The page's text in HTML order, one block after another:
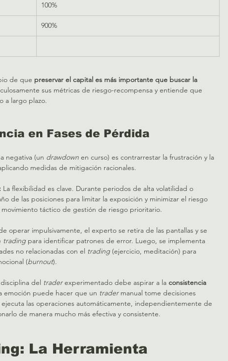
100%
900%
de que preservar el capital es más importante que buscar la
sus métricas de riesgo-recompensa y entiende que
a largo plazo.
en Fases de Pérdida
negativa (un drawdown en curso) es contrarrestar la frustración y la
medidas de mitigación racionales.
La flexibilidad es clave. Durante periodos de alta volatilidad o
de las posiciones para limitar la exposición y minimizar el riesgo
movimiento táctico de gestión de riesgo prioritario.
operar impulsivamente, el experto se retira de las pantallas y se
trading para identificar patrones de error. Luego, se implementa
no relacionadas con el trading (ejercicio, meditación) para
(burnout).
del trader experimentado debe aspirar a la consistencia
emoción puede hacer que un trader manual tome decisiones
las operaciones automáticamente, independientemente de
de manera mucho más efectiva y consistente.
La Herramienta